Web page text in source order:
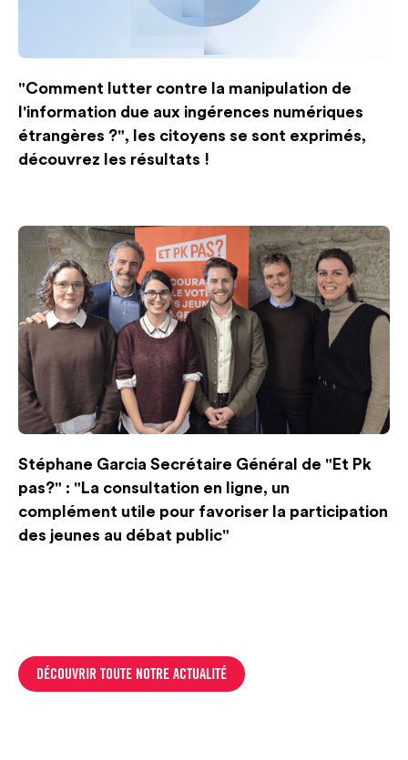
"Comment lutter contre la manipulation de
l'information due aux ingérences numériques
étrangères ?", les citoyens se sont exprimés,
découvrez les résultats !
Stéphane Garcia Secrétaire Général de "Et Pk
pas?" : "La consultation en ligne, un
complément utile pour favoriser la participation
des jeunes au débat public"
DÉCOUVRIR TOUTE NOTRE ACTUALITÉ